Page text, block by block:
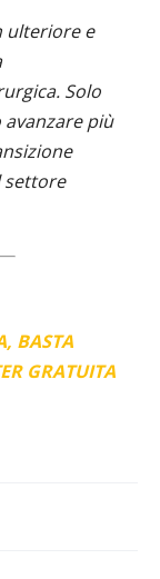
ulteriore e
Solo
più
settore
BASTA
GRATUITA